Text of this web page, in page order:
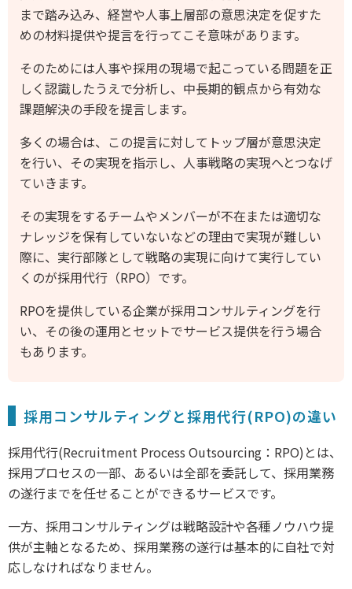
まで踏み込み、経営や人事上層部の意思決定を促すた
めの材料提供や提言を行ってこそ意味があります。
そのためには人事や採用の現場で起こっている問題を正
しく認識したうえで分析し、中長期的観点から有効な
課題解決の手段を提言します。
多くの場合は、この提言に対してトップ層が意思決定
を行い、その実現を指示し、人事戦略の実現へとつなげ
ていきます。
その実現をするチームやメンバーが不在または適切な
ナレッジを保有していないなどの理由で実現が難しい
際に、実行部隊として戦略の実現に向けて実行してい
くのが採用代行（RPO）です。
RPOを提供している企業が採用コンサルティングを行
い、その後の運用とセットでサービス提供を行う場合
もあります。
採用コンサルティングと採用代行(RPO)の違い
採用代行(Recruitment Process Outsourcing：RPO)とは、
採用プロセスの一部、あるいは全部を委託して、採用業務
の遂行までを任せることができるサービスです。
一方、採用コンサルティングは戦略設計や各種ノウハウ提
供が主軸となるため、採用業務の遂行は基本的に自社で対
応しなければなりません。